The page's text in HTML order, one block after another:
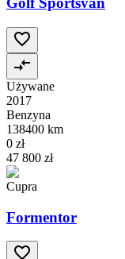
Używane
2017
Benzyna
138400 km
0 zł
47 800 zł
Cupra
Formentor